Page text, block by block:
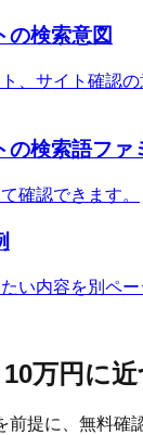
の検索意図
、サイト確認
の検索語ファ
確認できます。
い内容を別ペー
万円に
前提に、無料確